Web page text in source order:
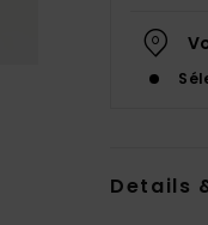
Details